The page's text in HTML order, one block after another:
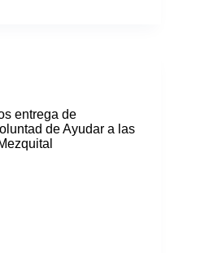
entrega de
de Ayudar a las